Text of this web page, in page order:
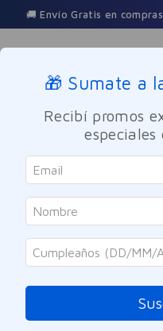
🚚 Envío Gratis en
Buscar
Cuidado Personal
Axe
Desodorante
150ml
Referencia:8006113
🎁 Sumate a
Recibí promos